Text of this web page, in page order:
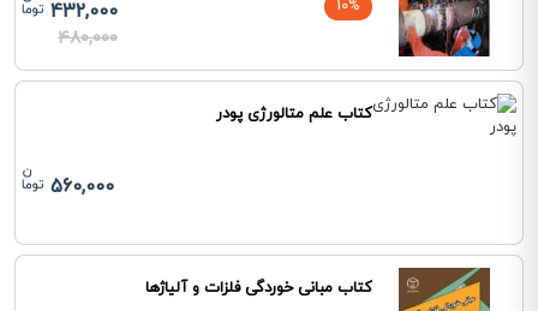
10%
432,000
480,000
کتاب علم متالورژی پودر
560,000
کتاب مبانی خوردگی فلزات و آلیاژها